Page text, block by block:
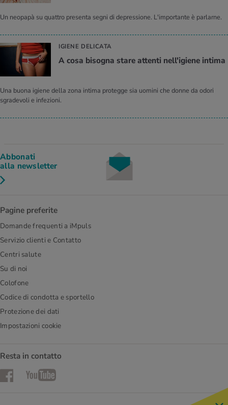
Un neopapà su quattro presenta segni di depressione. L'importante è parlarne.
IGIENE DELICATA
A cosa bisogna stare attenti nell'igiene intima
Una buona igiene della zona intima protegge sia uomini che donne da odori
sgradevoli e infezioni.
Abbonati
alla newsletter
Pagine preferite
Domande frequenti a iMpuls
Servizio clienti e Contatto
Centri salute
Su di noi
Colofone
Codice di condotta e sportello
Protezione dei dati
Impostazioni cookie
Resta in contatto
FacebookYouTube